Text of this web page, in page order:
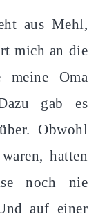
aus Mehl,
mich an die
meine Oma
gab es
Obwohl
hatten
noch nie
auf einer